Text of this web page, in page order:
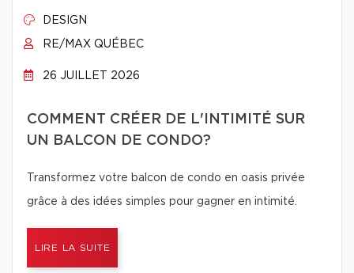
DESIGN
RE/MAX QUÉBEC
26 JUILLET 2026
COMMENT CRÉER DE L'INTIMITÉ SUR
UN BALCON DE CONDO?
Transformez votre balcon de condo en oasis privée
grâce à des idées simples pour gagner en intimité.
LIRE LA SUITE